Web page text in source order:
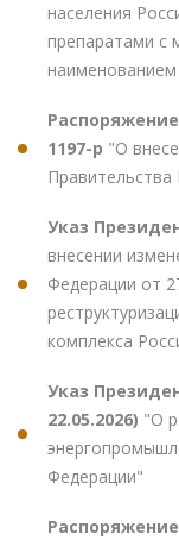
населения
препаратами с
1197-р "О
Указ
внесении
Федерации от
комплекса
Указ
22.05.2026) "О
Федерации"